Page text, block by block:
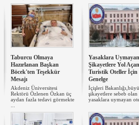
Taburcu Olmaya
Hazırlanan Başkan
Böcek'ten Teşekkür
Mesajı
Akdeniz Üniversitesi
Rektörü Özlenen Özkan üç
aydan fazla tedavi görmekte
Yasaklara Uymayan
Şikayetlere Yol Açan
Turistik Oteller İçin
Genelge
İçişleri
şikayetlere sebeb olan
yasaklara uymayan